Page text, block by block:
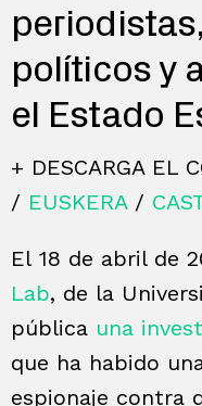
políticos y
el Estado
+ DESCARGA EL
/ EUSKERA/
El 18 de abril de
Lab, de la
pública una
que ha habido
espionaje contra